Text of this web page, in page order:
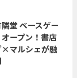
堂 ベースゲー
ープン！書店
マルシェが融